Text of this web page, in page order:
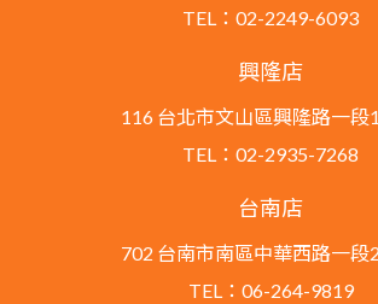
TEL：02-2249-6093
興隆店
116 台北市文山區興隆路一段
TEL：02-2935-7268
台南店
702 台南市南區中華西路一段
TEL：06-264-9819